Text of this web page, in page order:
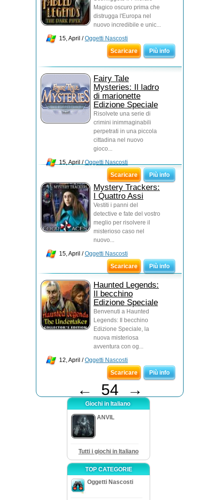
Magico oscuro prima che
distrugga l'Europa nel
nuovo incredibile e unic...
15, April /Oggetti Nascosti
Scaricare
Più info
Fairy Tale
Mysteries: Il ladro
di marionette
Edizione Speciale
Risolvete una serie di
crimini inimmaginabili
perpetrati in una piccola
cittadina nel nuovo
gioco...
15, April /Oggetti Nascosti
Scaricare
Più info
Mystery Trackers:
I Quattro Assi
Vestiti i panni del
detective e fate del vostro
meglio per risolvere il
misterioso caso nel
nuovo...
15, April /Oggetti Nascosti
Scaricare
Più info
Haunted Legends:
Il becchino
Edizione Speciale
Benvenuti a Haunted
Legends: Il becchino
Edizione Speciale, la
nuova misteriosa
avventura con og...
12, April /Oggetti Nascosti
Scaricare
Più info
← 54 →
Giochi in Italiano
ANVIL
Tutti i giochi in Italiano
TOP CATEGORIE
Oggetti Nascosti